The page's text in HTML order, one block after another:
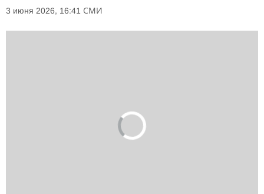
3 июня 2026, 16:41 СМИ